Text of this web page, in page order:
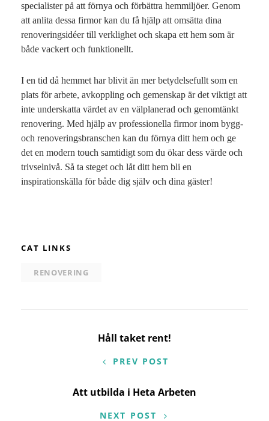
specialister på att förnya och förbättra hemmiljöer. Genom
att anlita dessa firmor kan du få hjälp att omsätta dina
renoveringsidéer till verklighet och skapa ett hem som är
både vackert och funktionellt.
I en tid då hemmet har blivit än mer betydelsefullt som en
plats för arbete, avkoppling och gemenskap är det viktigt att
inte underskatta värdet av en välplanerad och genomtänkt
renovering. Med hjälp av professionella firmor inom bygg-
och renoveringsbranschen kan du förnya ditt hem och ge
det en modern touch samtidigt som du ökar dess värde och
trivselnivå. Så ta steget och låt ditt hem bli en
inspirationskälla för både dig själv och dina gäster!
CAT LINKS
RENOVERING
Inläggsnavigering
Håll taket rent!
PREV POST
Att utbilda i Heta Arbeten
NEXT POST